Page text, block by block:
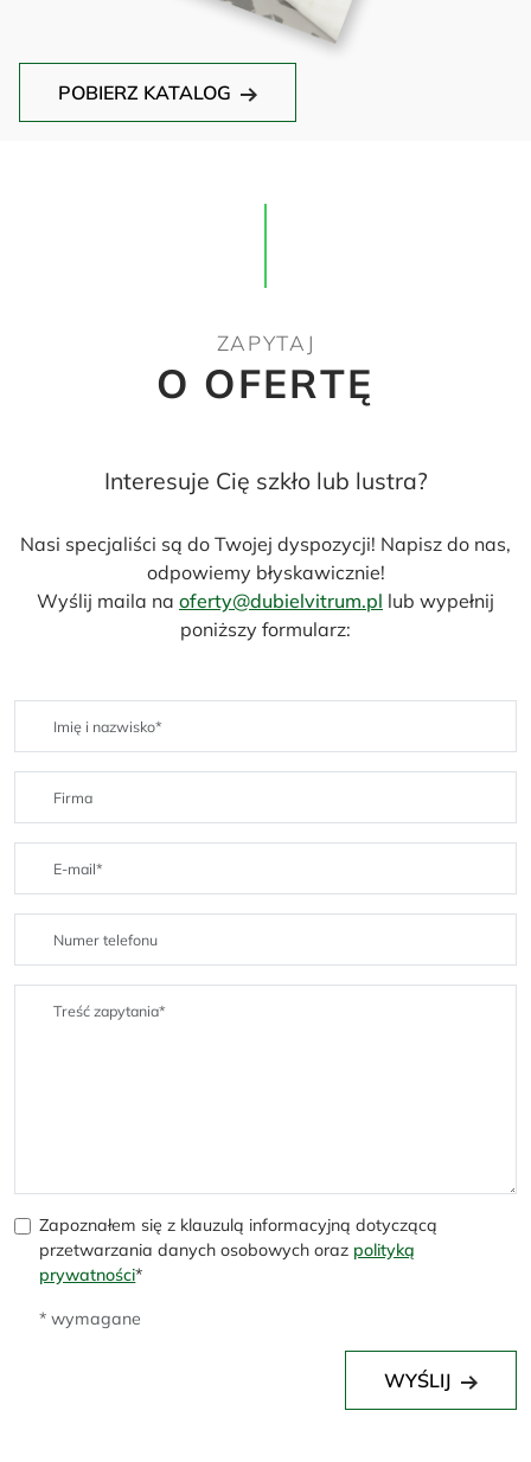
POBIERZ KATALOG
ZAPYTAJ
O OFERTĘ
Interesuje Cię szkło lub lustra?
Nasi specjaliści są do Twojej dyspozycji! Napisz do nas,
odpowiemy błyskawicznie!
Wyślij maila na oferty@dubielvitrum.pl lub wypełnij
poniższy formularz:
Zapoznałem się z klauzulą informacyjną dotyczącą
przetwarzania danych osobowych oraz polityką
prywatności*
* wymagane
WYŚLIJ